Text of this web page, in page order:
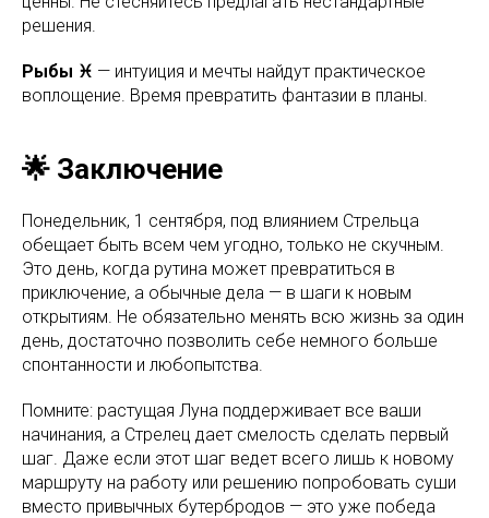
решения.
Рыбы ♓ — интуиция и мечты найдут практическое
воплощение. Время превратить фантазии в планы.
🌟 Заключение
Понедельник, 1 сентября, под влиянием Стрельца
обещает быть всем чем угодно, только не скучным.
Это день, когда рутина может превратиться в
приключение, а обычные дела — в шаги к новым
открытиям. Не обязательно менять всю жизнь за один
день, достаточно позволить себе немного больше
спонтанности и любопытства.
Помните: растущая Луна поддерживает все ваши
начинания, а Стрелец дает смелость сделать первый
шаг. Даже если этот шаг ведет всего лишь к новому
маршруту на работу или решению попробовать суши
вместо привычных бутербродов — это уже победа